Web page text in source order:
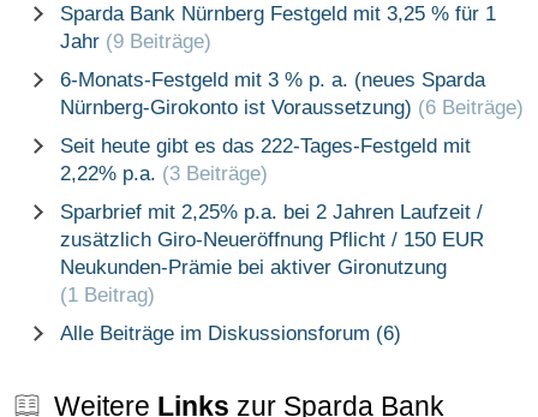
Sparda Bank Nürnberg Festgeld mit 3,25 % für 1
Jahr (9 Beiträge)
6-Monats-Festgeld mit 3 % p. a. (neues Sparda
Nürnberg-Girokonto ist Voraussetzung) (6 Beiträge)
Seit heute gibt es das 222-Tages-Festgeld mit
2,22% p.a. (3 Beiträge)
Sparbrief mit 2,25% p.a. bei 2 Jahren Laufzeit /
zusätzlich Giro-Neueröffnung Pflicht / 150 EUR
Neukunden-Prämie bei aktiver Gironutzung
(1 Beitrag)
Alle Beiträge im Diskussionsforum (6)
Weitere Links zur Sparda Bank